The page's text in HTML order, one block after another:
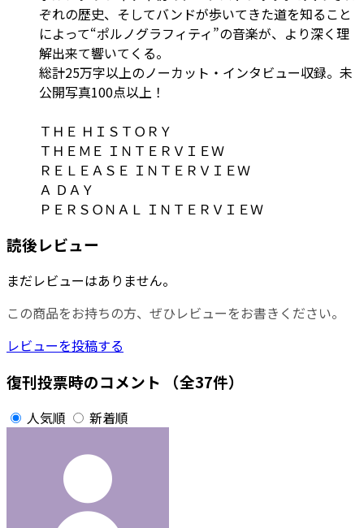
ぞれの歴史、そしてバンドが歩いてきた道を知ること
によって“ポルノグラフィティ”の音楽が、より深く理
解出来て響いてくる。
総計25万字以上のノーカット・インタビュー収録。未
公開写真100点以上！
ＴＨＥ ＨＩＳＴＯＲＹ
ＴＨＥＭＥ ＩＮＴＥＲＶＩＥＷ
ＲＥＬＥＡＳＥ ＩＮＴＥＲＶＩＥＷ
Ａ ＤＡＹ
ＰＥＲＳＯＮＡＬ ＩＮＴＥＲＶＩＥＷ
読後レビュー
まだレビューはありません。
この商品をお持ちの方、ぜひレビューをお書きください。
レビューを投稿する
復刊投票時のコメント （全37件）
人気順 新着順